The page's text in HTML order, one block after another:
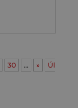
30 ... »
Úl